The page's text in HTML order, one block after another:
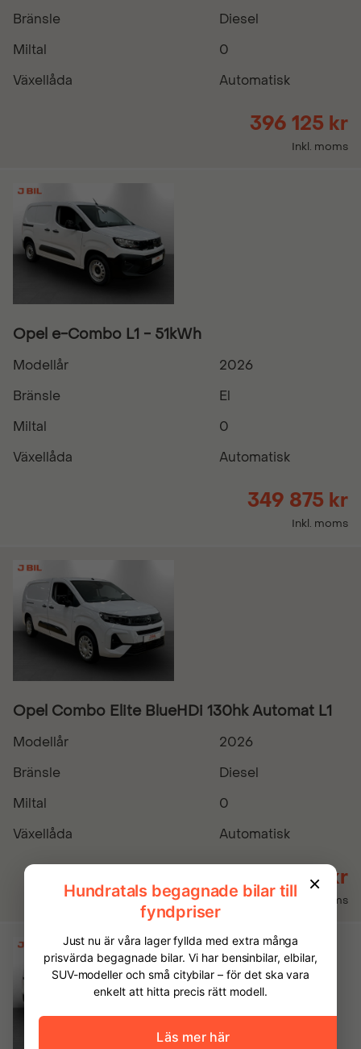
Bränsle
Diesel
Miltal
0
Växellåda
Automatisk
396 125 kr
Inkl. moms
Opel e-Combo L1 - 51kWh
Modellår
2026
Bränsle
El
Miltal
0
Växellåda
Automatisk
349 875 kr
Inkl. moms
Opel Combo Elite BlueHDi 130hk Automat L1
Modellår
2026
Bränsle
Diesel
Miltal
0
Växellåda
Automatisk
349 875 kr
Inkl. moms